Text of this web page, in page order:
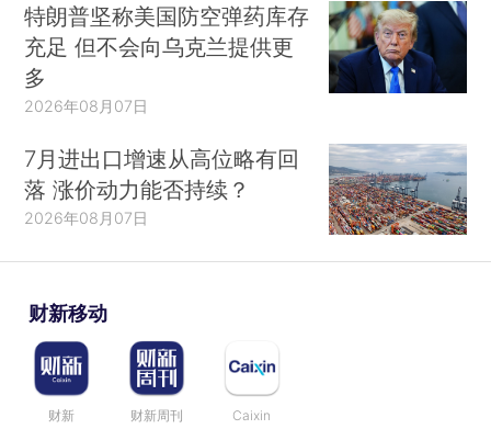
特朗普坚称美国防空弹药库存
充足 但不会向乌克兰提供更
多
2026年08月07日
7月进出口增速从高位略有回
落 涨价动力能否持续？
2026年08月07日
财新移动
财新 财新周刊 Caixin